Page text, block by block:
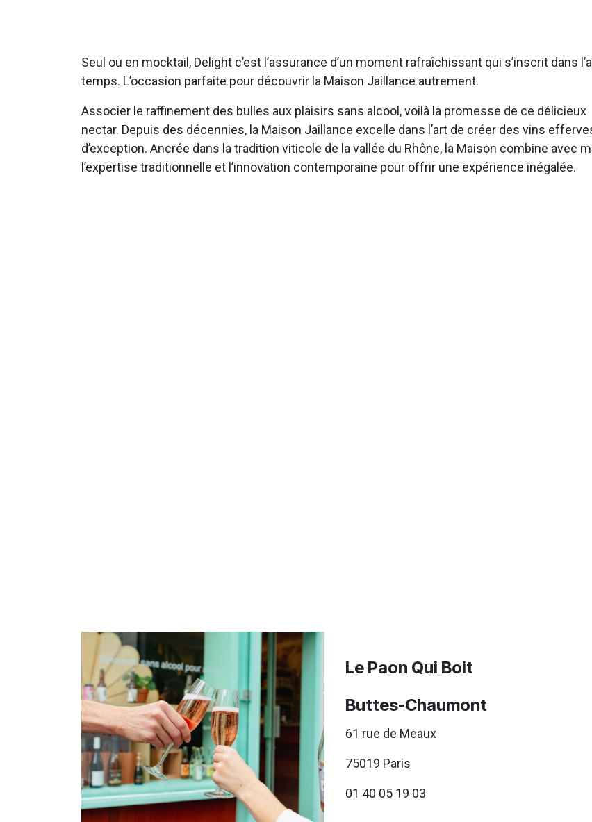
Seul ou en mocktail, Delight c’est l’assurance d’un moment rafraîchissant qui s’inscrit dans
temps. L’occasion parfaite pour découvrir la Maison Jaillance autrement.
Associer le raffinement des bulles aux plaisirs sans alcool, voilà la promesse de ce délicieux
nectar. Depuis des décennies, la Maison Jaillance excelle dans l’art de créer des vins
d’exception. Ancrée dans la tradition viticole de la vallée du Rhône, la Maison combine avec
l’expertise traditionnelle et l’innovation contemporaine pour offrir une expérience inégalée.
Le Paon Qui Boit
Buttes-Chaumont
61 rue de Meaux
75019 Paris
01 40 05 19 03